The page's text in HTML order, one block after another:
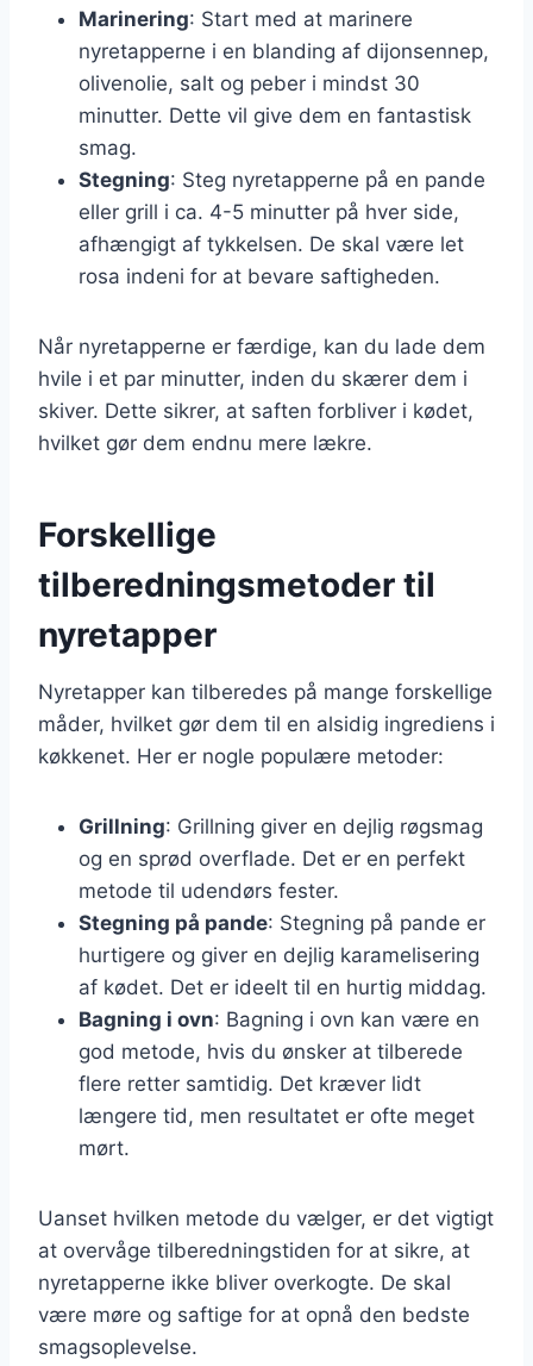
Marinering: Start med at marinere
nyretapperne i en blanding af dijonsennep,
olivenolie, salt og peber i mindst 30
minutter. Dette vil give dem en fantastisk
smag.
Stegning: Steg nyretapperne på en pande
eller grill i ca. 4-5 minutter på hver side,
afhængigt af tykkelsen. De skal være let
rosa indeni for at bevare saftigheden.
Når nyretapperne er færdige, kan du lade dem
hvile i et par minutter, inden du skærer dem i
skiver. Dette sikrer, at saften forbliver i kødet,
hvilket gør dem endnu mere lækre.
Forskellige
tilberedningsmetoder til
nyretapper
Nyretapper kan tilberedes på mange forskellige
måder, hvilket gør dem til en alsidig ingrediens i
køkkenet. Her er nogle populære metoder:
Grillning: Grillning giver en dejlig røgsmag
og en sprød overflade. Det er en perfekt
metode til udendørs fester.
Stegning på pande: Stegning på pande er
hurtigere og giver en dejlig karamelisering
af kødet. Det er ideelt til en hurtig middag.
Bagning i ovn: Bagning i ovn kan være en
god metode, hvis du ønsker at tilberede
flere retter samtidig. Det kræver lidt
længere tid, men resultatet er ofte meget
mørt.
Uanset hvilken metode du vælger, er det vigtigt
at overvåge tilberedningstiden for at sikre, at
nyretapperne ikke bliver overkogte. De skal
være møre og saftige for at opnå den bedste
smagsoplevelse.